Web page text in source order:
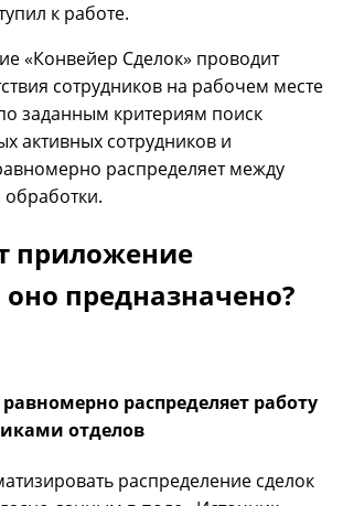
к работе.
«Конвейер Сделок» проводит
сотрудников на рабочем месте
заданным критериям поиск
активных сотрудников и
распределяет между
приложение
оно предназначено?
распределяет работу
отделов
распределение сделок